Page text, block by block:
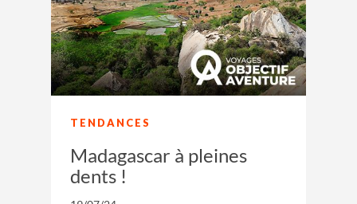
TENDANCES
Madagascar à pleines
dents !